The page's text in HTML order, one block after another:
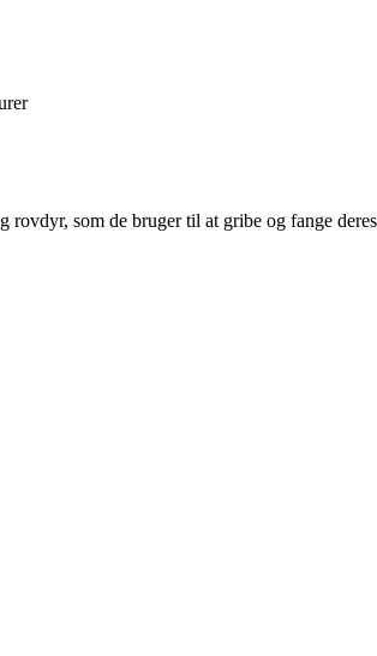
som de bruger til at gribe og fange